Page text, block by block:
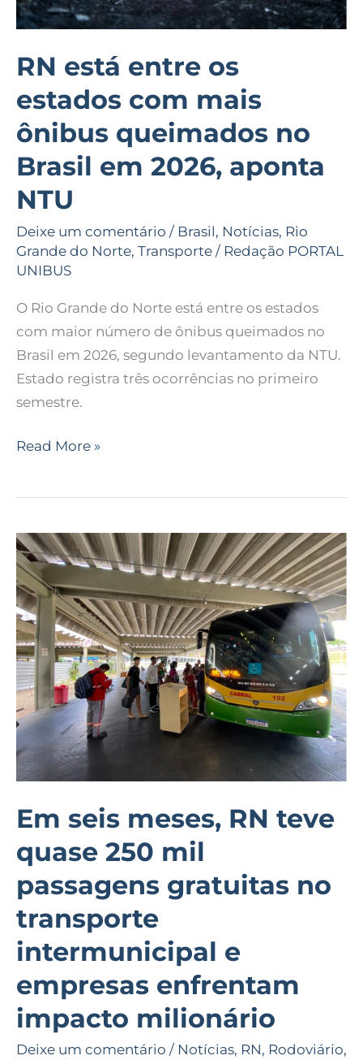
RN está entre os
estados com mais
ônibus queimados no
Brasil em 2026, aponta
NTU
Deixe um comentário / Brasil, Notícias, Rio
Grande do Norte, Transporte / Redação PORTAL
UNIBUS
O Rio Grande do Norte está entre os estados
com maior número de ônibus queimados no
Brasil em 2026, segundo levantamento da NTU.
Estado registra três ocorrências no primeiro
semestre.
Brasil
2026,
aponta
NTU
Read More »
Em seis meses, RN teve
quase 250 mil
passagens gratuitas no
transporte
intermunicipal e
empresas enfrentam
impacto milionário
Deixe um comentário / Notícias, RN, Rodoviário,
Em
seis
meses,
RN
teve
quase
250
mil
passagens
gratuitas
no
intermunicipal
e
enfrentam
impacto
milionário